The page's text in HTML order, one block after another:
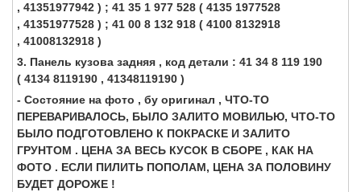
, 41351977942 ) ; 41 35 1 977 528 ( 4135 1977528
, 41351977528 ) ; 41 00 8 132 918 ( 4100 8132918
, 41008132918 )
3. Панель кузова задняя , код детали : 41 34 8 119 190
( 4134 8119190 , 41348119190 )
- Состояние на фото , бу оригинал , ЧТО-ТО
ПЕРЕВАРИВАЛОСЬ, БЫЛО ЗАЛИТО МОВИЛЬЮ, ЧТО-ТО
БЫЛО ПОДГОТОВЛЕНО К ПОКРАСКЕ И ЗАЛИТО
ГРУНТОМ . ЦЕНА ЗА ВЕСЬ КУСОК В СБОРЕ , КАК НА
ФОТО . ЕСЛИ ПИЛИТЬ ПОПОЛАМ, ЦЕНА ЗА ПОЛОВИНУ
БУДЕТ ДОРОЖЕ !